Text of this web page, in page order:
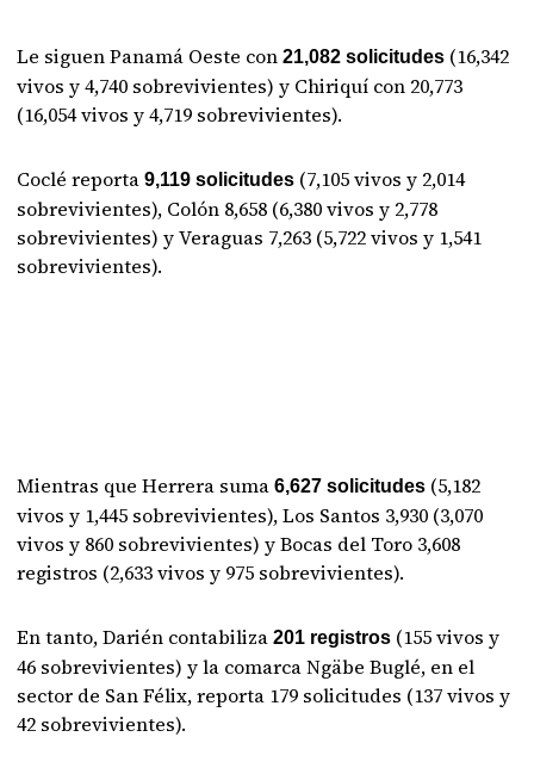
Le siguen Panamá Oeste con21,082 solicitudes (16,342
vivos y 4,740 sobrevivientes) y Chiriquí con 20,773
(16,054 vivos y 4,719 sobrevivientes).
Coclé reporta9,119 solicitudes (7,105 vivos y 2,014
sobrevivientes), Colón 8,658 (6,380 vivos y 2,778
sobrevivientes) y Veraguas 7,263 (5,722 vivos y 1,541
sobrevivientes).
Mientras que Herrera suma6,627 solicitudes (5,182
vivos y 1,445 sobrevivientes), Los Santos 3,930 (3,070
vivos y 860 sobrevivientes) y Bocas del Toro 3,608
registros (2,633 vivos y 975 sobrevivientes).
En tanto, Darién contabiliza201 registros (155 vivos y
46 sobrevivientes) y la comarca Ngäbe Buglé, en el
sector de San Félix, reporta 179 solicitudes (137 vivos y
42 sobrevivientes).